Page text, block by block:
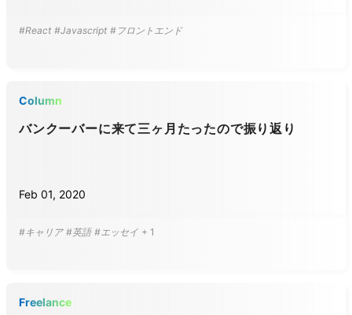
#React #Javascript #フロントエンド
Column
バンクーバーに来て三ヶ月たったので振り返り
Feb 01, 2020
#キャリア #英語 #エッセイ + 1
Freelance